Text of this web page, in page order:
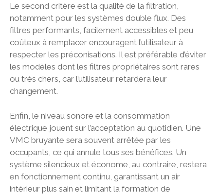
Le second critère est la qualité de la filtration,
notamment pour les systèmes double flux. Des
filtres performants, facilement accessibles et peu
coûteux à remplacer encouragent l’utilisateur à
respecter les préconisations. Il est préférable d’éviter
les modèles dont les filtres propriétaires sont rares
ou très chers, car l’utilisateur retardera leur
changement.
Enfin, le niveau sonore et la consommation
électrique jouent sur l’acceptation au quotidien. Une
VMC bruyante sera souvent arrêtée par les
occupants, ce qui annule tous ses bénéfices. Un
système silencieux et économe, au contraire, restera
en fonctionnement continu, garantissant un air
intérieur plus sain et limitant la formation de